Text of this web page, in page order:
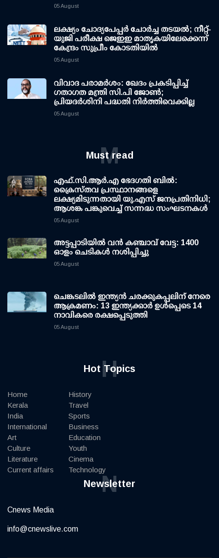
05 August
ലക്ഷ്യം ചോദ്യപേപ്പര്‍ ചോര്‍ച്ച തടയല്‍; നീറ്റ്-
യുജി പരീക്ഷ ജെഇഇ മാതൃകയിലേക്കെന്ന്
കേന്ദ്രം സുപ്രീം കോടതിയില്‍
05 August
വിവാദ പരാമര്‍ശം: ഖേദം പ്രകടിപ്പിച്ച്
ഗതാഗത മന്ത്രി സി.പി ജോണ്‍;
പ്രിയദര്‍ശിനി പദ്ധതി നിര്‍ത്തിവെക്കില്ല
05 August
Must read
M
എഫ്.സി.ആര്‍.എ ഭേദഗതി ബില്‍:
ക്രൈസ്തവ പ്രസ്ഥാനങ്ങളെ
ലക്ഷ്യമിടുന്നതായി യു.എസ് ജനപ്രതിനിധി;
ആശങ്ക പങ്കുവെച്ച് സന്നദ്ധ സംഘടനകള്‍
05 August
അട്ടപ്പാടിയില്‍ വന്‍ കഞ്ചാവ് വേട്ട: 1400
ഓളം ചെടികള്‍ നശിപ്പിച്ചു
05 August
ചെങ്കടലില്‍ ഇന്ത്യന്‍ ചരക്കുകപ്പലിന് നേരെ
ആക്രമണം: 13 ഇന്ത്യക്കാര്‍ ഉള്‍പ്പെടെ 14
നാവികരെ രക്ഷപ്പെടുത്തി
05 August
Hot Topics
H
Home
Kerala
India
International
Art
Culture
Literature
Current affairs
History
Travel
Sports
Business
Education
Youth
Cinema
Technology
Newsletter
N
Cnews Media
info@cnewslive.com